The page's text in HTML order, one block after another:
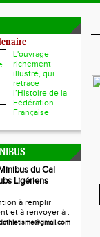
L'ouvrage
richement
illustré, qui
retrace
l’Histoire de la
Fédération
Française
du Cal
Ligériens
à remplir
et à renvoyer à :